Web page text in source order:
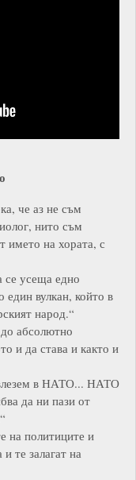
че аз не съм
нито съм
името на хората, с
се усеща едно
един вулкан, който в
народ.“
абсолютно
и да става и както и
в НАТО... НАТО
да ни пази от
на политиците и
те залагат на